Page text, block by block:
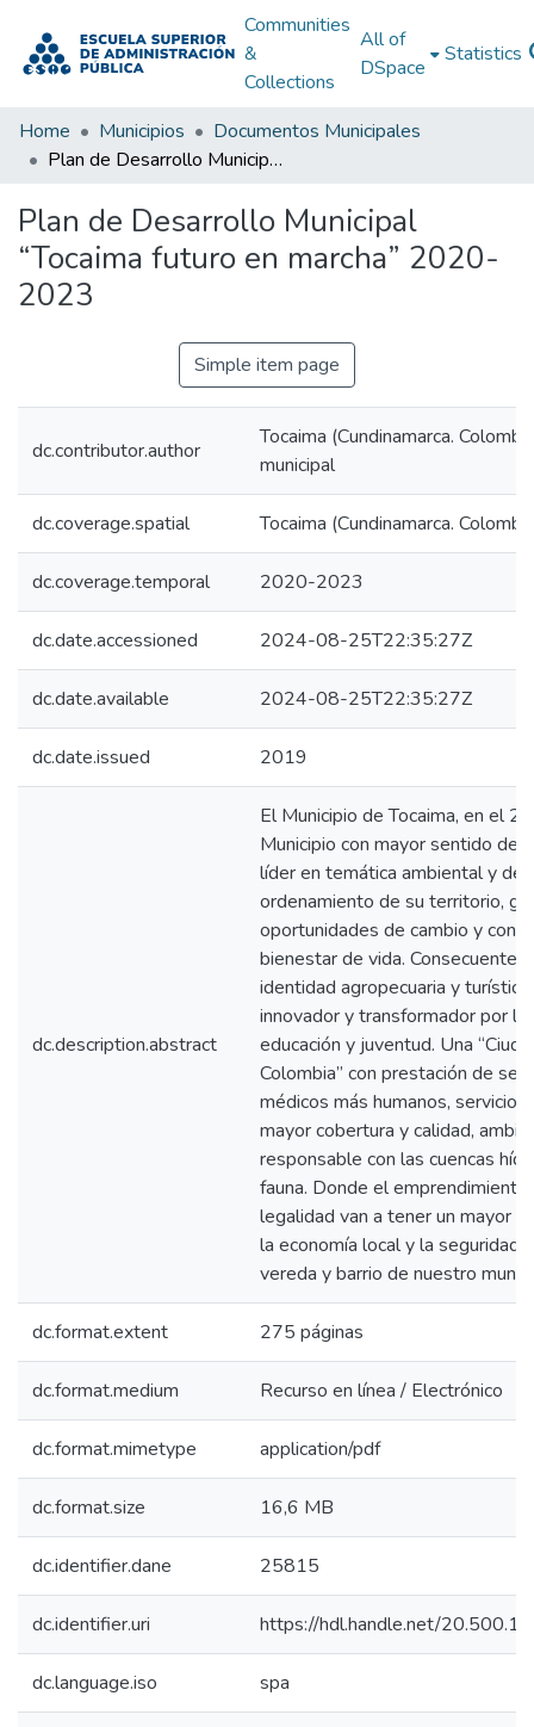
Communities
&
Collections
All of
DSpace
Statistics
Home Municipios
Documentos Municipales
Plan de Desarrollo Municipal “Tocaima futuro en marcha” 2020-2023
Plan de Desarrollo Municipal
“Tocaima futuro en marcha” 2020-
2023
Simple item page
dc.contributor.author
Tocaima (Cundinamarca.
municipal
dc.coverage.spatial Tocaima (Cundinamarca.
dc.coverage.temporal 2020-2023
dc.date.accessioned 2024-08-25T22:35:27Z
dc.date.available 2024-08-25T22:35:27Z
dc.date.issued 2019
dc.description.abstract
El Municipio de Tocaima, en el
Municipio con mayor sentido de
líder en temática ambiental y de
ordenamiento de su territorio,
oportunidades de cambio y con
bienestar de vida. Consecuente
identidad agropecuaria y
innovador y transformador por la
educación y juventud. Una
Colombia” con prestación de
médicos más humanos,
mayor cobertura y calidad,
responsable con las cuencas
fauna. Donde el emprendimiento
legalidad van a tener un mayor
la economía local y la seguridad
vereda y barrio de nuestro
dc.format.extent 275 páginas
dc.format.medium Recurso en línea / Electrónico
dc.format.mimetype application/pdf
dc.format.size 16,6 MB
dc.identifier.dane 25815
dc.identifier.uri https://hdl.handle.net/
dc.language.iso spa